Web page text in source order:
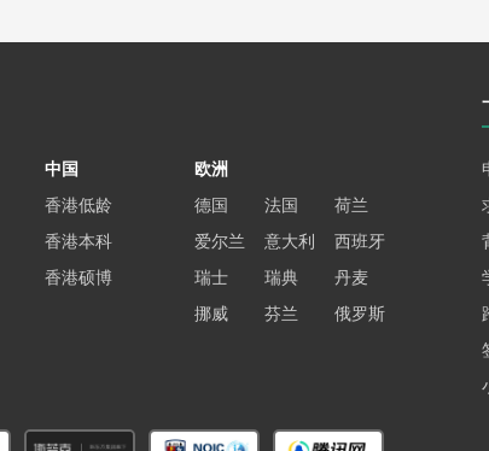
中国
香港低龄
香港本科
香港硕博
欧洲
德国
法国
荷兰
爱尔兰
意大利
西班牙
瑞士
瑞典
丹麦
挪威
芬兰 俄罗斯